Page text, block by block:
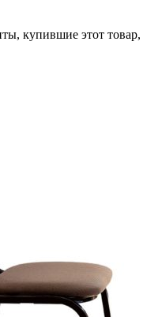
купившие этот товар,